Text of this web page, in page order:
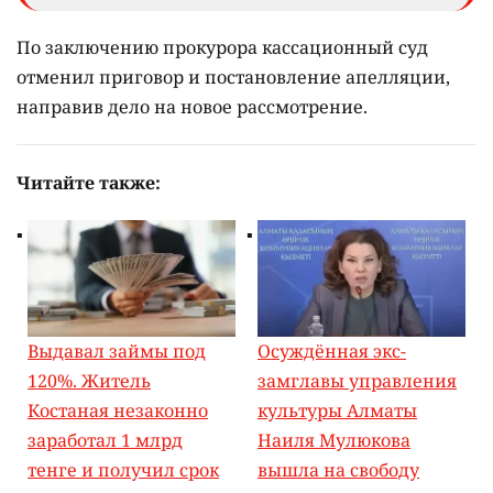
По заключению прокурора кассационный суд
отменил приговор и постановление апелляции,
направив дело на новое рассмотрение.
Читайте также:
Выдавал займы под
120%. Житель
Костаная незаконно
заработал 1 млрд
тенге и получил срок
Осуждённая экс-
замглавы управления
культуры Алматы
Наиля Мулюкова
вышла на свободу